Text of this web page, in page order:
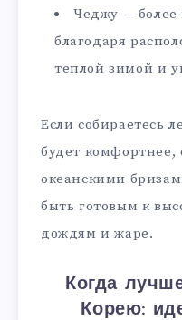
Чеджу — более
благодаря
теплой зимой и
Если собираетесь
будет комфортнее,
океанскими
быть готовым к
дождям и жаре.
Когда
Корею: